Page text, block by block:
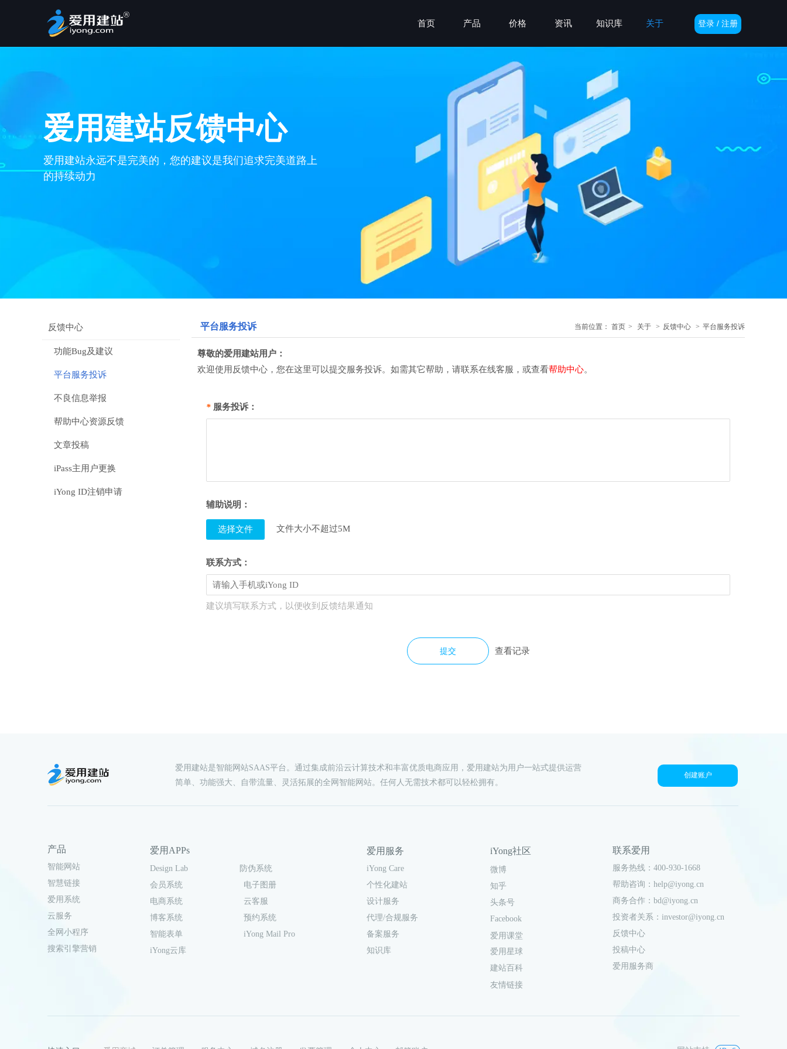
登录 / 注册
爱用建站反馈中心
爱用建站永远不是完美的，您的建议是我们追求完美道路上
的持续动力
首页 产品 价格 资讯 知识库 关于
反馈中心
功能Bug及建议
平台服务投诉
不良信息举报
帮助中心资源反馈
文章投稿
iPass主用户更换
iYong ID注销申请
平台服务投诉 当前位置： 首页 > 关于 > 反馈中心 > 平台服务投诉
尊敬的爱用建站用户：
欢迎使用反馈中心，您在这里可以提交服务投诉。如需其它帮助，请联系在线客服，或查看帮助中心。
* 服务投诉：
辅助说明：
选择文件 文件大小不超过5M
联系方式：
建议填写联系方式，以便收到反馈结果通知
提交 查看记录
爱用APPs
Design Lab
防伪系统
会员系统
电子图册
电商系统
云客服
博客系统
预约系统
智能表单
iYong Mail Pro
iYong云库
爱用服务
iYong Care
个性化建站
设计服务
代理/合规服务
备案服务
知识库
联系爱用
服务热线：400-930-1668
帮助咨询：help@iyong.cn
商务合作：bd@iyong.cn
投资者关系：investor@iyong.cn
反馈中心
投稿中心
爱用服务商
产品
智能网站
智慧链接
爱用系统
云服务
全网小程序
搜索引擎营销
爱用建站是智能网站SAAS平台。通过集成前沿云计算技术和丰富优质电商应用，爱用建站为用户一站式提供运营
简单、功能强大、自带流量、灵活拓展的全网智能网站。任何人无需技术都可以轻松拥有。
iYong社区
微博
知乎
头条号
Facebook
爱用课堂
爱用星球
建站百科
友情链接
创建账户